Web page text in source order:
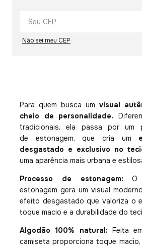
Não sei meu CEP
Para quem busca um visual
cheio de personalidade.
tradicionais, ela passa por um
de estonagem, que cria um
desgastado e exclusivo no
uma aparência mais urbana e
Processo de estonagem:O
estonagem gera um visual
efeito desgastado que valoriza o
toque macio e a durabilidade do
Algodão 100% natural: Feita
camiseta proporciona toque